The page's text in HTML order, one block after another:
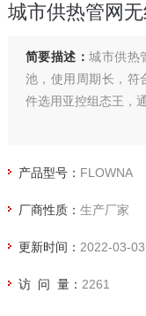
城市供热管网
简要描述：城市供热
池，使用周期长，符
件选用亚控组态王，
产品型号： FLOWNA
厂商性质： 生产厂家
更新时间： 2022-03-03
访 问 量： 2261